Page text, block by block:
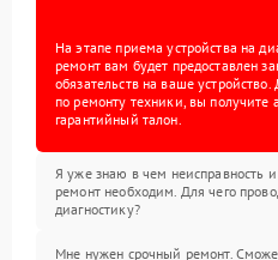
На этапе приема устройства на
ремонт вам будет предоставлен
обязательств на ваше
по ремонту техники, вы получите
гарантийный талон.
Я уже знаю в чем неисправность
ремонт необходим. Для чего
диагностику?
Мне нужен срочный ремонт.